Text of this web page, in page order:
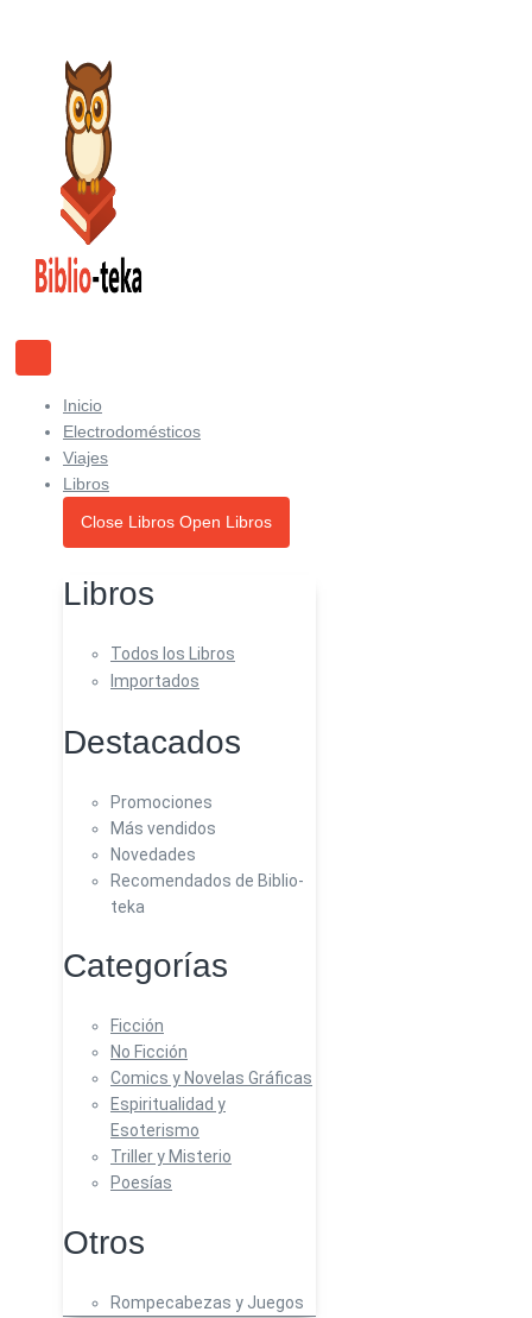
contenido
Inicio
Electrodomésticos
Viajes
Libros
Close Libros Open Libros
Libros
Todos los Libros
Importados
Destacados
Promociones
Más vendidos
Novedades
Recomendados de Biblio-
teka
Categorías
Ficción
No Ficción
Comics y Novelas Gráficas
Espiritualidad y
Esoterismo
Triller y Misterio
Poesías
Otros
Rompecabezas y Juegos